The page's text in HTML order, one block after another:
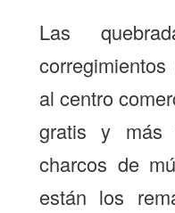
Las
al centro
gratis y más
charcos de
están los